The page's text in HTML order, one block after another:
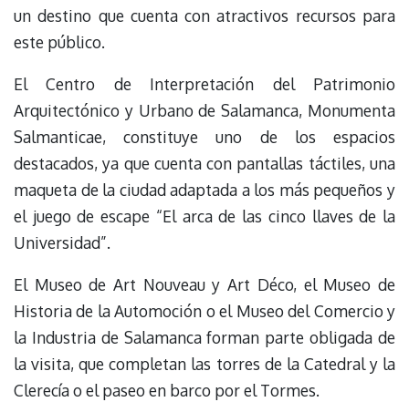
un destino que cuenta con atractivos recursos para
este público.
El Centro de Interpretación del Patrimonio
Arquitectónico y Urbano de Salamanca, Monumenta
Salmanticae, constituye uno de los espacios
destacados, ya que cuenta con pantallas táctiles, una
maqueta de la ciudad adaptada a los más pequeños y
el juego de escape “El arca de las cinco llaves de la
Universidad”.
El Museo de Art Nouveau y Art Déco, el Museo de
Historia de la Automoción o el Museo del Comercio y
la Industria de Salamanca forman parte obligada de
la visita, que completan las torres de la Catedral y la
Clerecía o el paseo en barco por el Tormes.